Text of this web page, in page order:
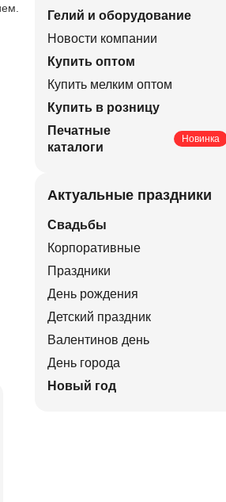
Гелий и оборудование
Новости компании
Купить оптом
Купить мелким оптом
Купить в розницу
Печатные
каталоги
Новинка
Актуальные праздники
Свадьбы
Корпоративные
Праздники
День рождения
Детский праздник
Валентинов день
День города
Новый год